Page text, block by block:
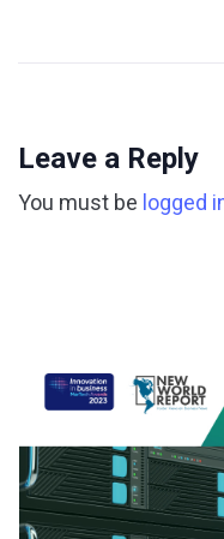
Leave a Reply
You must be logged